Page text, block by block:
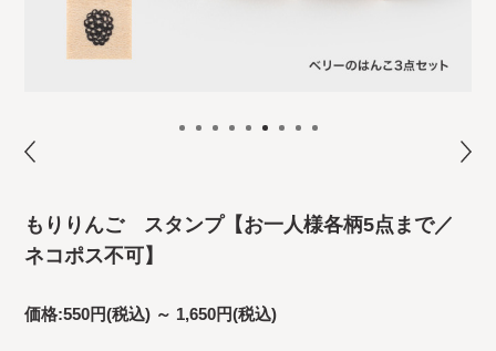
もりりんご スタンプ【お一人様各柄5点まで／
ネコポス不可】
価格:550円(税込) ～ 1,650円(税込)